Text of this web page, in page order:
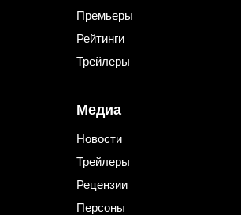
Премьеры
Рейтинги
Трейлеры
Медиа
Новости
Трейлеры
Рецензии
Персоны